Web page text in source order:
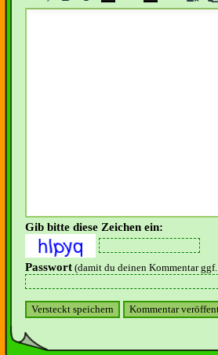
Gib bitte diese Zeichen ein:
Passwort (damit du deinen Kommentar